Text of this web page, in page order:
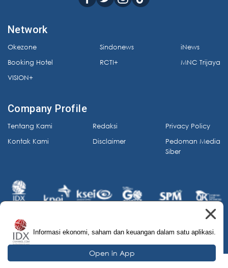
Network
Okezone
Booking Hotel
VISION+
Sindonews
RCTI+
iNews
MNC Trijaya
Company Profile
Tentang Kami
Kontak Kami
Redaksi
Disclaimer
Privacy Policy
Pedoman Media
Siber
© 2026 IDX Channel. All Rights Reserved.
Informasi ekonomi, saham dan keuangan dalam satu aplikasi.
Open in App